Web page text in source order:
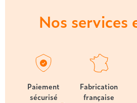
Nos services
Paiement
sécurisé
Fabrication
française